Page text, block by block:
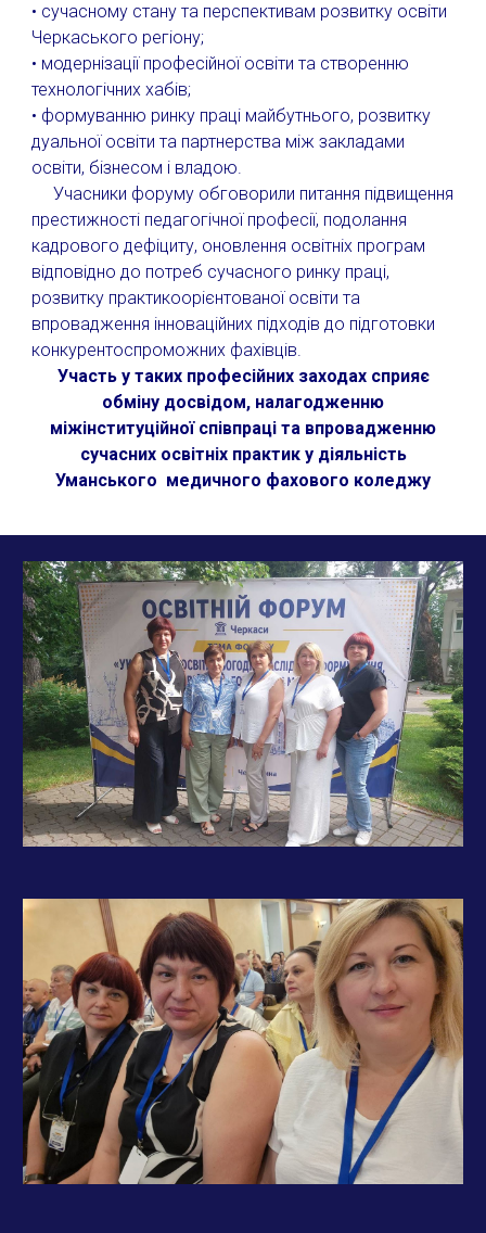
• сучасному стану та перспективам розвитку освіти
Черкаського регіону;
• модернізації професійної освіти та створенню
технологічних хабів;
• формуванню ринку праці майбутнього, розвитку
дуальної освіти та партнерства між закладами
освіти, бізнесом і владою.
Учасники форуму обговорили питання підвищення
престижності педагогічної професії, подолання
кадрового дефіциту, оновлення освітніх програм
відповідно до потреб сучасного ринку праці,
розвитку практикоорієнтованої освіти та
впровадження інноваційних підходів до підготовки
конкурентоспроможних фахівців.
Участь у таких професійних заходах сприяє
обміну досвідом, налагодженню
міжінституційної співпраці та впровадженню
сучасних освітніх практик у діяльність
Уманського медичного фахового коледжу